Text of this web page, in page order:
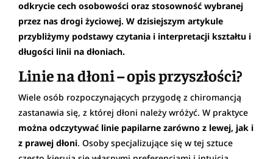
odkrycie cech osobowości oraz stosowność wybranej
przez nas drogi życiowej. W dzisiejszym artykule
przybliżymy podstawy czytania i interpretacji kształtu i
długości linii na dłoniach.
Linie na dłoni – opis przyszłości?
Wiele osób rozpoczynających przygodę z chiromancją
zastanawia się, z której dłoni należy wróżyć. W praktyce
można odczytywać linie papilarne zarówno z lewej, jak i
z prawej dłoni. Osoby specjalizujące się w tej sztuce